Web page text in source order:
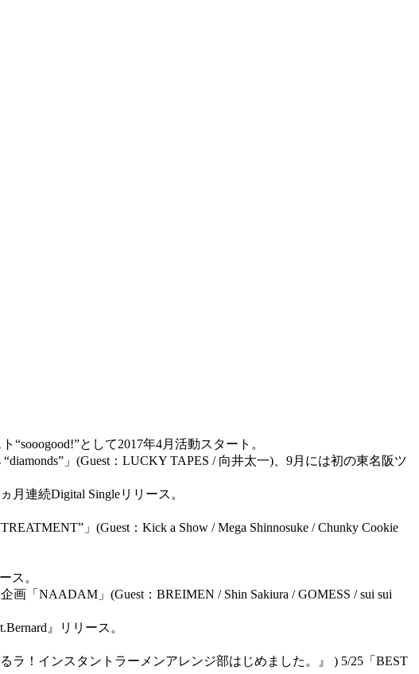
として2017年4月活動スタート。
」(Guest：LUCKY TAPES / 向井太一)、9月には初の東名阪ツ
月連続Digital Singleリリース。
」(Guest：Kick a Show / Mega Shinnosuke / Chunky Cookie
ス。
「NAADAM」(Guest：BREIMEN / Shin Sakiura / GOMESS / sui sui
』リリース。
ラ！インスタントラーメンアレンジ部はじめました。』 ) 5/25「BEST